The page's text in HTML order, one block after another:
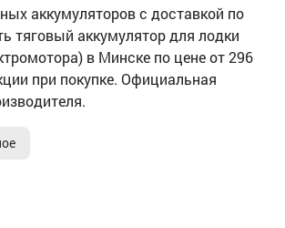
аккумуляторов с доставкой по
тяговый аккумулятор для лодки
в Минске по цене от 296
при покупке. Официальная